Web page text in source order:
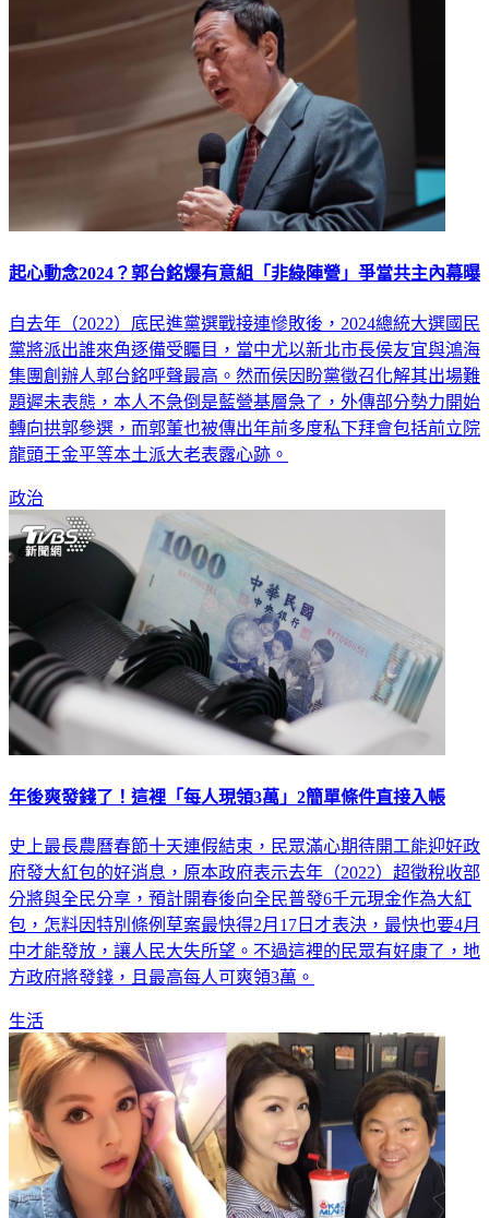
起心動念2024？郭台銘爆有意組「非綠陣營」爭當共主內幕曝
自去年（2022）底民進黨選戰接連慘敗後，2024總統大選國民
黨將派出誰來角逐備受矚目，當中尤以新北市長侯友宜與鴻海
集團創辦人郭台銘呼聲最高。然而侯因盼黨徵召化解其出場難
題遲未表態，本人不急倒是藍營基層急了，外傳部分勢力開始
轉向拱郭參選，而郭董也被傳出年前多度私下拜會包括前立院
龍頭王金平等本土派大老表露心跡。
政治
年後爽發錢了！這裡「每人現領3萬」2簡單條件直接入帳
史上最長農曆春節十天連假結束，民眾滿心期待開工能迎好政
府發大紅包的好消息，原本政府表示去年（2022）超徵稅收部
分將與全民分享，預計開春後向全民普發6千元現金作為大紅
包，怎料因特別條例草案最快得2月17日才表決，最快也要4月
中才能發放，讓人民大失所望。不過這裡的民眾有好康了，地
方政府將發錢，且最高每人可爽領3萬。
生活